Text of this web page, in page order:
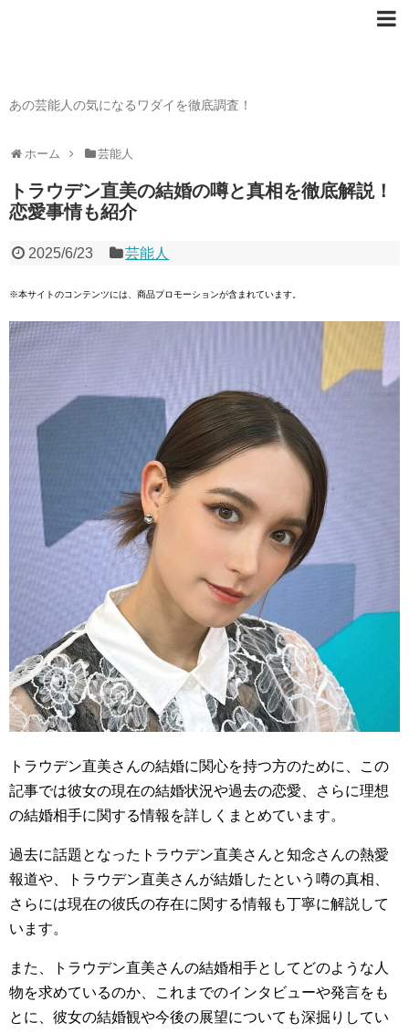
あの芸能人の気になるワダイを徹底調査！
ホーム 芸能人
トラウデン直美の結婚の噂と真相を徹底解説！
恋愛事情も紹介
2025/6/23 芸能人
※本サイトのコンテンツには、商品プロモーションが含まれています。
トラウデン直美さんの結婚に関心を持つ方のために、この
記事では彼女の現在の結婚状況や過去の恋愛、さらに理想
の結婚相手に関する情報を詳しくまとめています。
過去に話題となったトラウデン直美さんと知念さんの熱愛
報道や、トラウデン直美さんが結婚したという噂の真相、
さらには現在の彼氏の存在に関する情報も丁寧に解説して
います。
また、トラウデン直美さんの結婚相手としてどのような人
物を求めているのか、これまでのインタビューや発言をも
とに、彼女の結婚観や今後の展望についても深掘りしてい